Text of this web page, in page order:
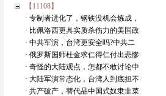
【11108】
· 专制者进化了，钢铁没机会炼成，
· 比佩洛西更具实质杀伤力的美国政
· 中共军演，台湾更安全吗?中共二
· 俄罗斯国师杜金求仁得仁付出悲惨
· 奇怪的大陆观点，怎都不敢讨论中
· 大陆军演常态化，台湾人到底担不
· 共产破产，替代品中国式奴隶韭菜